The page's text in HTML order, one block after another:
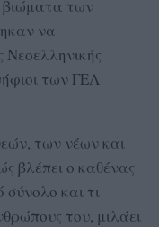
βιώματα των
να
των ΓΕΛ
των νέων και
βλέπει ο καθένας
και τι
του, μιλάει